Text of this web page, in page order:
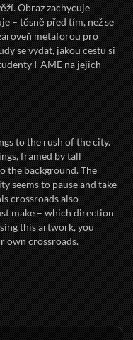
Obraz zachycuje
– těsně před tím, než se
metaforou pro
se vydat, jakou cestu si
I-AME na jejich
to the rush of the city.
framed by tall
the background. The
seems to pause and take
crossroads also
make – which direction
this artwork, you
own crossroads.